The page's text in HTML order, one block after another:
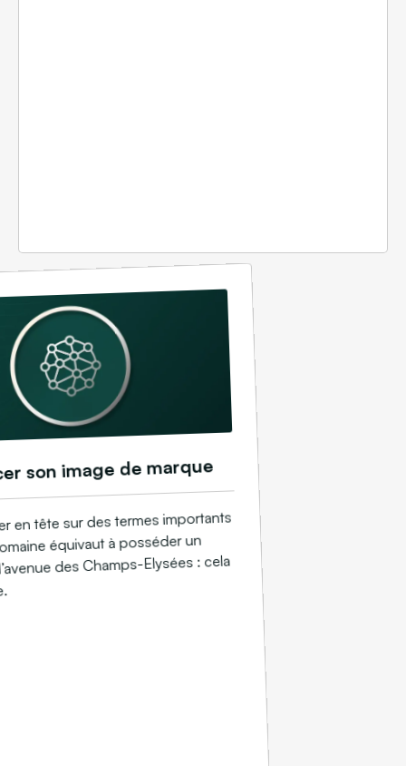
son image de marque
en tête sur des termes importants
équivaut à posséder un
des Champs-Elysées : cela